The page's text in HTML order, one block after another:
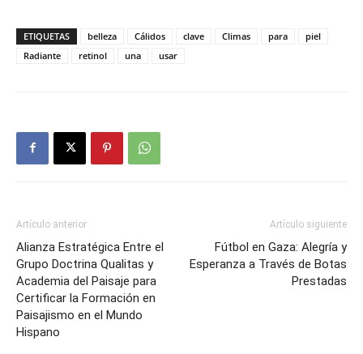
ETIQUETAS belleza Cálidos clave Climas para
piel
Radiante
retinol una usar
Artículo anterior
Alianza Estratégica Entre el
Grupo Doctrina Qualitas y
Academia del Paisaje para
Certificar la Formación en
Paisajismo en el Mundo
Hispano
Artículo siguiente
Fútbol en Gaza: Alegría y
Esperanza a Través de Botas
Prestadas